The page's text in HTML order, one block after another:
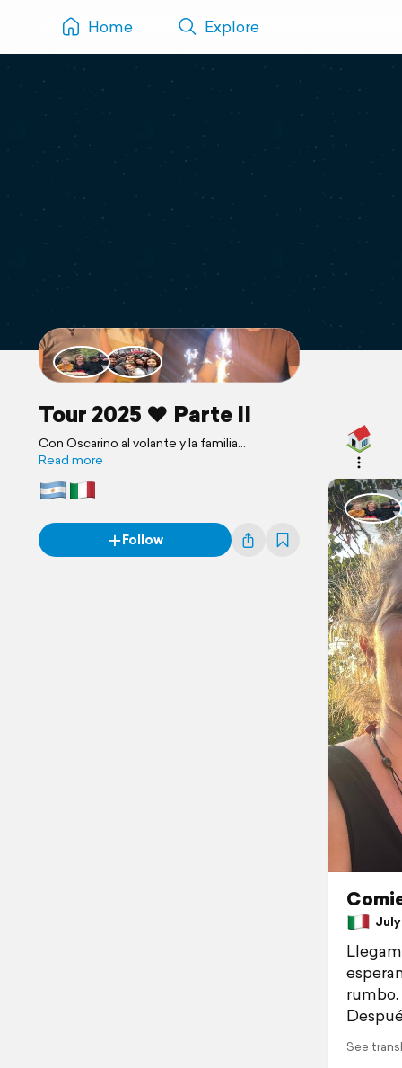
Home Explore
Tour 2025 ❤️ Parte II
Con Oscarino al volante y la familia
sumándose por unos días para el gran
cumple de 15 🎉 Toscana, risas y caminos por
descubrir… luego, viaje de a dos 🇮🇹💫.
Read more
Follow
July
rumbo.
See